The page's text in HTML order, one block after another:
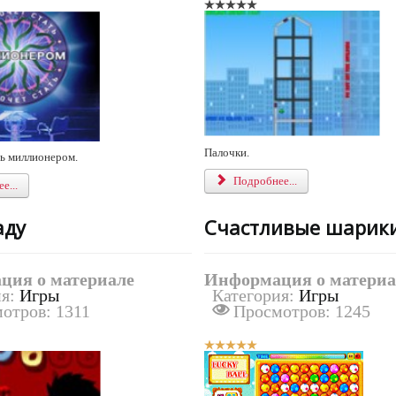
миллионером. Палочки.
Подробнее...
о материале
Игры
1311
Счастливые
Информация о
Категория: Игры
Просмотров: 1245
Р
е
й
т